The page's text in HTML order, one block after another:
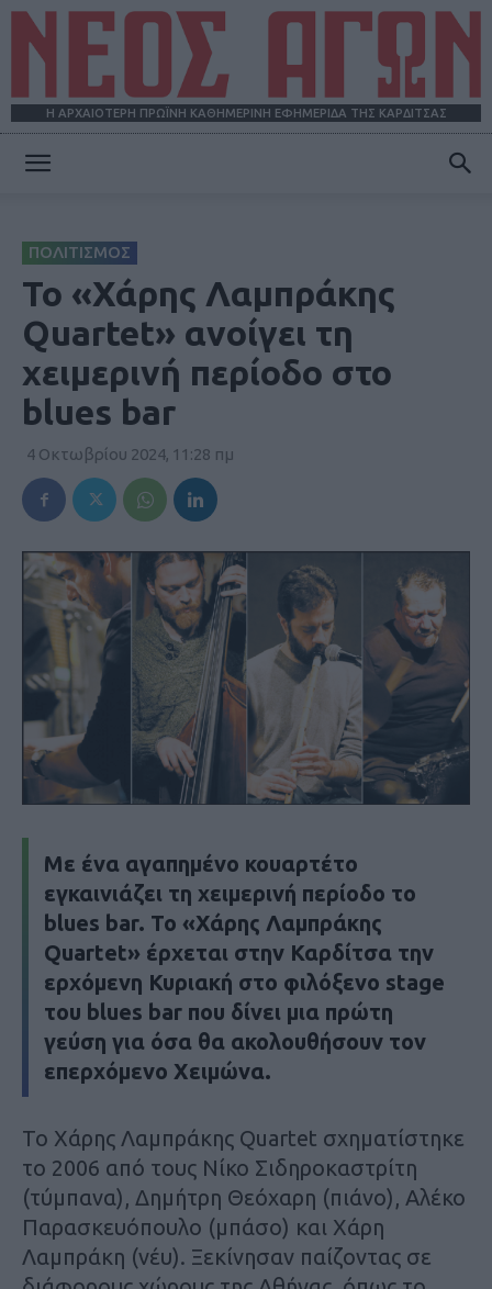
Η ΑΡΧΑΙΟΤΕΡΗ ΠΡΩΪΝΗ ΚΑΘΗΜΕΡΙΝΗ ΕΦΗΜΕΡΙΔΑ ΤΗΣ ΚΑΡΔΙΤΣΑΣ
ΠΟΛΙΤΙΣΜΟΣ
Το «Χάρης Λαμπράκης
Quartet» ανοίγει τη
χειμερινή περίοδο στο
blues bar
4 Οκτωβρίου 2024, 11:28 πμ
Με ένα αγαπημένο κουαρτέτο
εγκαινιάζει τη χειμερινή περίοδο το
blues bar. Το «Χάρης Λαμπράκης
Quartet» έρχεται στην Καρδίτσα την
ερχόμενη Κυριακή στο φιλόξενο stage
του blues bar που δίνει μια πρώτη
γεύση για όσα θα ακολουθήσουν τον
επερχόμενο Χειμώνα.
Το Χάρης Λαμπράκης Quartet σχηματίστηκε
το 2006 από τους Νίκο Σιδηροκαστρίτη
(τύμπανα), Δημήτρη Θεόχαρη (πιάνο), Αλέκο
Παρασκευόπουλο (μπάσο) και Χάρη
Λαμπράκη (νέυ). Ξεκίνησαν παίζοντας σε